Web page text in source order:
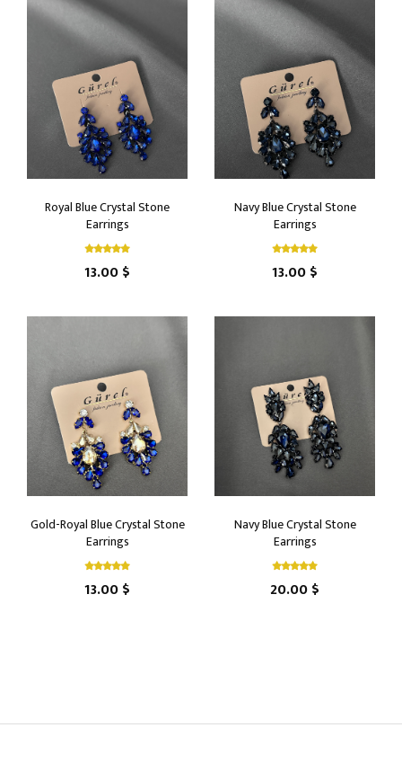
Royal Blue Crystal Stone
Earrings
13.00 $
Navy Blue Crystal Stone
Earrings
13.00 $
Gold-Royal Blue Crystal Stone
Earrings
13.00 $
Navy Blue Crystal Stone
Earrings
20.00 $